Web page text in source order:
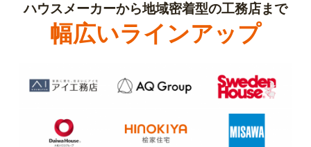
ハウスメーカーから地域密着型の工務店まで
幅広いラインアップ